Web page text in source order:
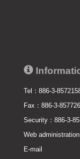
Tel：886-3-
Fax：886-3-
Security：886-3-
Web administration
E-mail